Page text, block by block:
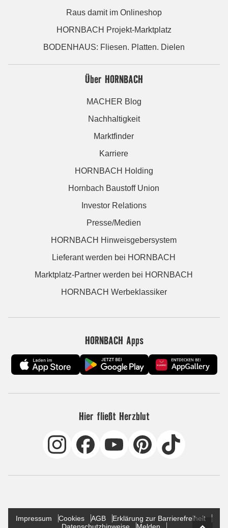
Raus damit im Onlineshop
HORNBACH Projekt-Marktplatz
BODENHAUS: Fliesen. Platten. Dielen
Über HORNBACH
MACHER Blog
Nachhaltigkeit
Marktfinder
Karriere
HORNBACH Holding
Hornbach Baustoff Union
Investor Relations
Presse/Medien
HORNBACH Hinweisgebersystem
Lieferant werden bei HORNBACH
Marktplatz-Partner werden bei HORNBACH
HORNBACH Werbeklassiker
HORNBACH Apps
Hier fließt Herzblut
Impressum Cookies AGB
Erklärung zur Barrierefreiheit